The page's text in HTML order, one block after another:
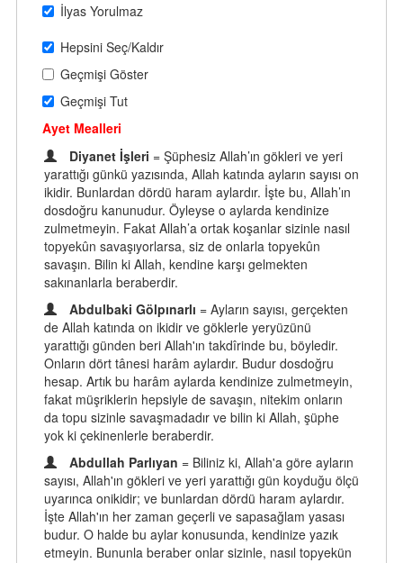
İlyas Yorulmaz
Hepsini Seç/Kaldır
Geçmişi Göster
Geçmişi Tut
Ayet Mealleri
Diyanet İşleri = Şüphesiz Allah’ın gökleri ve yeri
yarattığı günkü yazısında, Allah katında ayların sayısı on
ikidir. Bunlardan dördü haram aylardır. İşte bu, Allah’ın
dosdoğru kanunudur. Öyleyse o aylarda kendinize
zulmetmeyin. Fakat Allah’a ortak koşanlar sizinle nasıl
topyekûn savaşıyorlarsa, siz de onlarla topyekûn
savaşın. Bilin ki Allah, kendine karşı gelmekten
sakınanlarla beraberdir.
Abdulbaki Gölpınarlı = Ayların sayısı, gerçekten
de Allah katında on ikidir ve göklerle yeryüzünü
yarattığı günden beri Allah'ın takdîrinde bu, böyledir.
Onların dört tânesi harâm aylardır. Budur dosdoğru
hesap. Artık bu harâm aylarda kendinize zulmetmeyin,
fakat müşriklerin hepsiyle de savaşın, nitekim onların
da topu sizinle savaşmadadır ve bilin ki Allah, şüphe
yok ki çekinenlerle beraberdir.
Abdullah Parlıyan = Biliniz ki, Allah'a göre ayların
sayısı, Allah'ın gökleri ve yeri yarattığı gün koyduğu ölçü
uyarınca onikidir; ve bunlardan dördü haram aylardır.
İşte Allah'ın her zaman geçerli ve sapasağlam yasası
budur. O halde bu aylar konusunda, kendinize yazık
etmeyin. Bununla beraber onlar sizinle, nasıl topyekün